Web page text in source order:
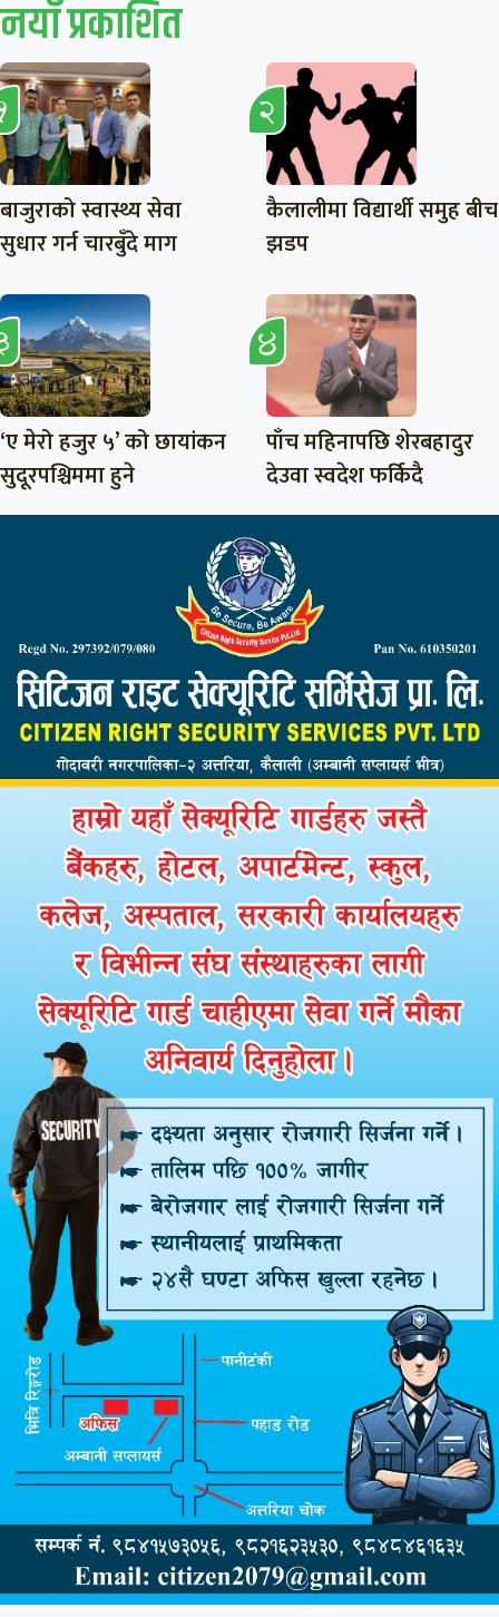
नयाँ प्रकाशित
बाजुराको स्वास्थ्य सेवा
सुधार गर्न चारबुँदे माग
कैलालीमा विद्यार्थी समुह बीच
झडप
‘ए मेरो हजुर ५’ को छायांकन
सुदूरपश्चिममा हुने
पाँच महिनापछि शेरबहादुर
देउवा स्वदेश फर्किदै